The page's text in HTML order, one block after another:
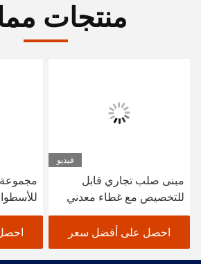
منتجات
فيديو
مبنى صلب تجاري قابل
للتخصيص مع غطاء معدني
احصل على أفضل سعر